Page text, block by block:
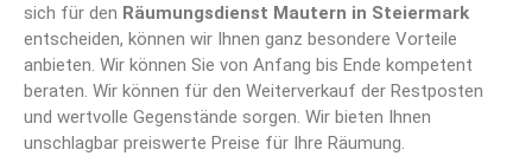
sich für den Räumungsdienst Mautern in Steiermark
entscheiden, können wir Ihnen ganz besondere Vorteile
anbieten. Wir können Sie von Anfang bis Ende kompetent
beraten. Wir können für den Weiterverkauf der Restposten
und wertvolle Gegenstände sorgen. Wir bieten Ihnen
unschlagbar preiswerte Preise für Ihre Räumung.